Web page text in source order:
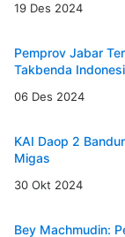
19 Des 2024
Pemprov Jabar
Takbenda
06 Des 2024
KAI Daop 2
Migas
30 Okt 2024
Bey Machmudin: